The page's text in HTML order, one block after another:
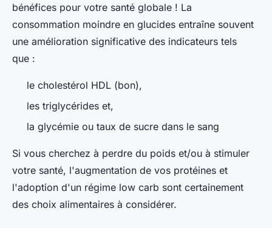
bénéfices pour votre santé globale ! La
consommation moindre en glucides entraîne souvent
une amélioration significative des indicateurs tels
que :
le cholestérol HDL (bon),
les triglycérides et,
la glycémie ou taux de sucre dans le sang
Si vous cherchez à perdre du poids et/ou à stimuler
votre santé, l'augmentation de vos protéines et
l'adoption d'un régime low carb sont certainement
des choix alimentaires à considérer.